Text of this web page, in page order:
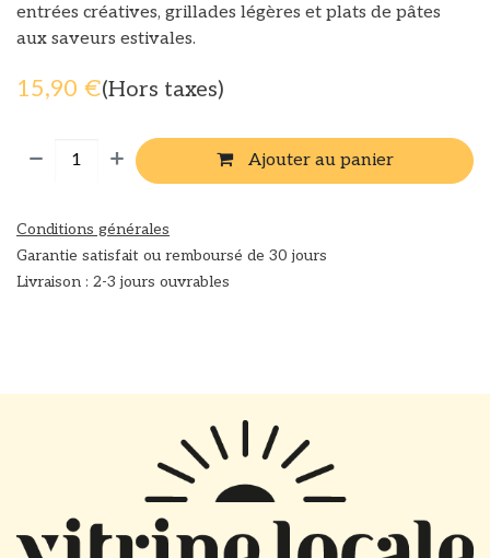
entrées créatives, grillades légères et plats de pâtes
aux saveurs estivales.
15,90 €(Hors taxes)
Ajouter au panier
Conditions générales
Garantie satisfait ou remboursé de 30 jours
Livraison : 2-3 jours ouvrables